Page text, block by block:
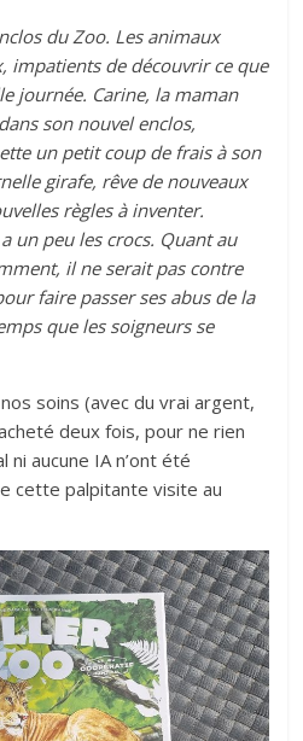
du Zoo. Les animaux
de découvrir ce que
journée. Carine, la maman
son nouvel enclos,
un petit coup de frais à son
girafe, rêve de nouveaux
règles à inventer.
un peu les crocs. Quant au
il ne serait pas contre
faire passer ses abus de la
que les soigneurs se
soins (avec du vrai argent,
deux fois, pour ne rien
ni aucune IA n’ont été
cette palpitante visite au